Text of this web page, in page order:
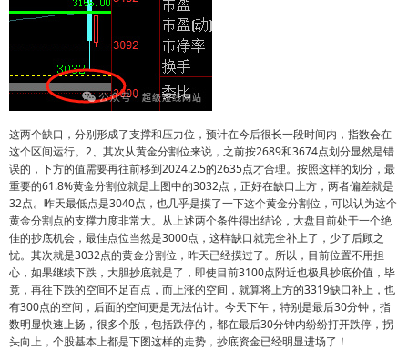
这两个缺口，分别形成了支撑和压力位，预计在今后很长一段时间内，指数会在
这个区间运行。2、其次从黄金分割位来说，之前按2689和3674点划分显然是错
误的，下方的值需要再往前移到2024.2.5的2635点才合理。按照这样的划分，最
重要的61.8%黄金分割位就是上图中的3032点，正好在缺口上方，两者偏差就是
32点。昨天最低点是3040点，也几乎是摸了一下这个黄金分割位，可以认为这个
黄金分割点的支撑力度非常大。从上述两个条件得出结论，大盘目前处于一个绝
佳的抄底机会，最佳点位当然是3000点，这样缺口就完全补上了，少了后顾之
忧。其次就是3032点的黄金分割位，昨天已经摸过了。所以，目前位置不用担
心，如果继续下跌，大胆抄底就是了，即使目前3100点附近也极具抄底价值，毕
竟，再往下跌的空间不足百点，而上涨的空间，就算将上方的3319缺口补上，也
有300点的空间，后面的空间更是无法估计。今天下午，特别是最后30分钟，指
数明显快速上扬，很多个股，包括跌停的，都在最后30分钟内纷纷打开跌停，拐
头向上，个股基本上都是下图这样的走势，抄底资金已经明显进场了！